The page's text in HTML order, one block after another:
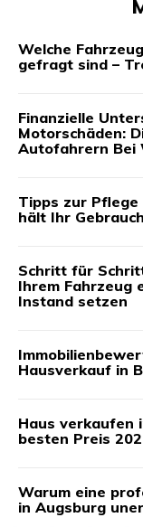
Welche
gefragt sind –
Finanzielle
Motorschäden:
Autofahrern Bei
Tipps zur Pflege
hält Ihr
Schritt für
Ihrem Fahrzeug
Instand setzen
Hausverkauf in
Haus verkaufen
besten Preis
Warum eine
in Augsburg